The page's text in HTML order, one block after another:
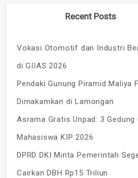
Recent Posts
Vokasi Otomotif dan Industri
di GIIAS 2026
Pendaki Gunung Piramid Maliya
Dimakamkan di Lamongan
Asrama Gratis Unpad: 3 Gedung
Mahasiswa KIP 2026
DPRD DKI Minta Pemerintah
Cairkan DBH Rp15 Triliun